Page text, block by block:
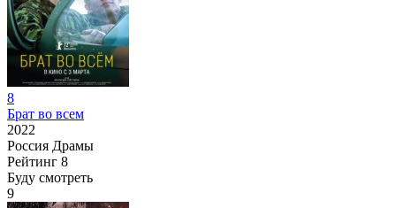
8
Брат во всем
2022
Россия Драмы
Рейтинг 8
Буду смотреть
9